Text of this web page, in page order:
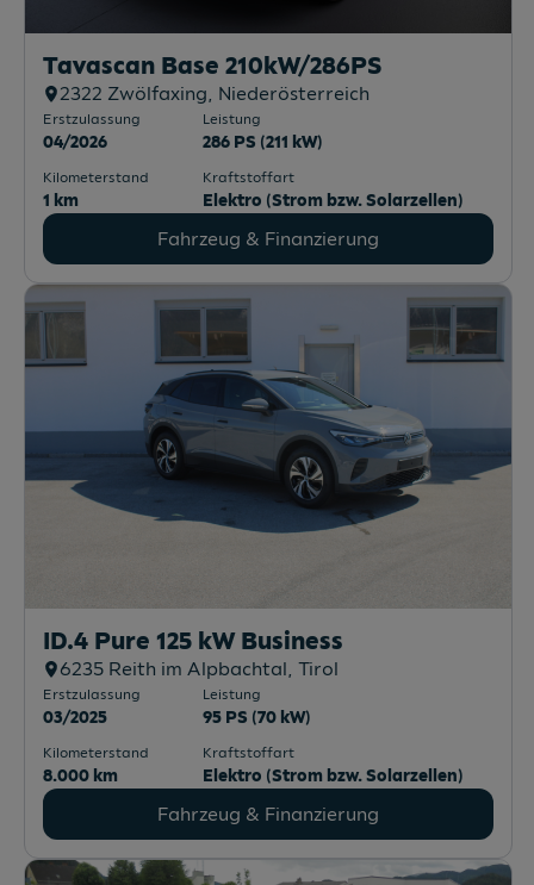
Tavascan Base 210kW/286PS
2322 Zwölfaxing, Niederösterreich
Erstzulassung
04/2026
Leistung
286 PS (211 kW)
Fahrzeug & Finanzierung